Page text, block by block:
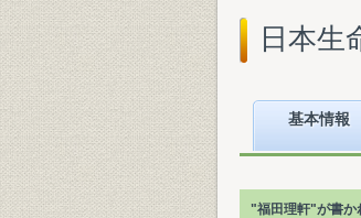
日本生
基本情報
"福田理軒"が書か